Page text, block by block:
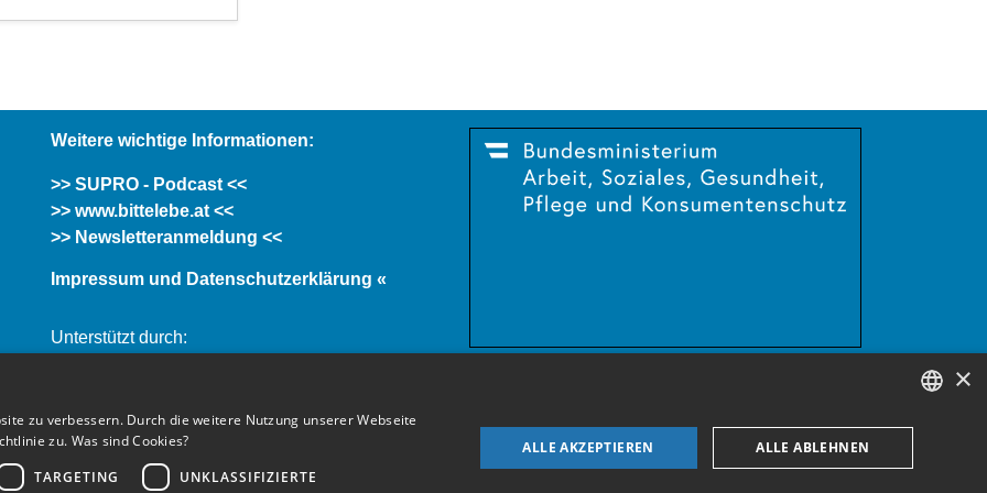
Weitere wichtige Informationen:
>> SUPRO - Podcast <<
>> www.bittelebe.at <<
>> Newsletteranmeldung <<
Impressum und Datenschutzerklärung «
Unterstützt durch:
×
zu verbessern. Durch die weitere Nutzung unserer Webseite
zu. Was sind Cookies?
TARGETING UNKLASSIFIZIERTE
ALLE AKZEPTIEREN ALLE ABLEHNEN